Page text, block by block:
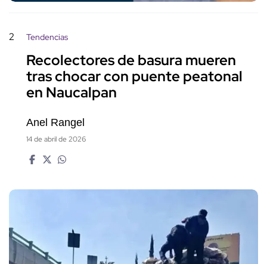
2 Tendencias
Recolectores de basura mueren
tras chocar con puente peatonal
en Naucalpan
Anel Rangel
14 de abril de 2026